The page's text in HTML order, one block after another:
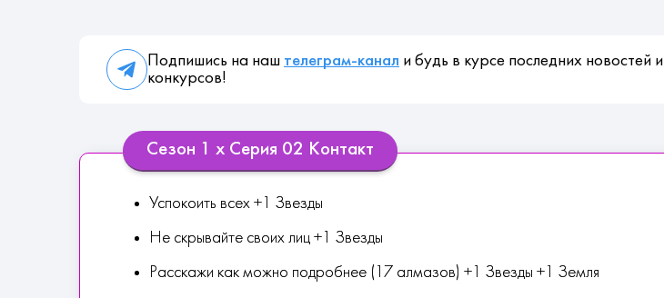
Подпишись на наш телеграм-канал и будь в курсе последних новостей и
конкурсов!
Сезон 1 х Серия 02 Контакт
Успокоить всех +1 Звезды
Не скрывайте своих лиц +1 Звезды
Расскажи как можно подробнее (17 алмазов) +1 Звезды +1 Земля